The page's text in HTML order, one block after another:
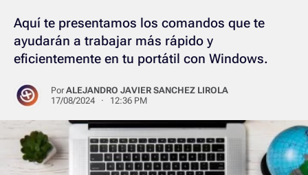
Aquí te presentamos los comandos que te
ayudarán a trabajar más rápido y
eficientemente en tu portátil con Windows.
PorALEJANDRO JAVIER SANCHEZ LIROLA
17/08/2024 · 12:36 PM